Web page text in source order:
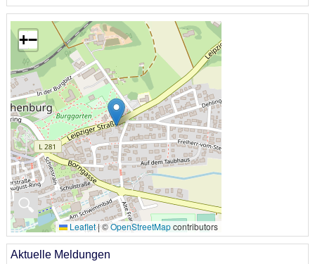
🔍
+−
Leaflet|©OpenStreetMapcontributors
Aktuelle Meldungen